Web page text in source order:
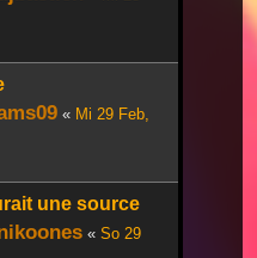
« Mi 29 Feb,
une source
« So 29